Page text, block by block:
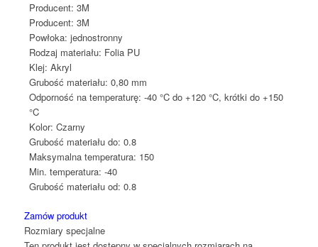
Producent: 3M
Producent: 3M
Powłoka: jednostronny
Rodzaj materiału: Folia PU
Klej: Akryl
Grubość materiału: 0,80 mm
Odporność na temperaturę: -40 °C do +120 °C, krótki do +150
°C
Kolor: Czarny
Grubość materiału do: 0.8
Maksymalna temperatura: 150
Min. temperatura: -40
Grubość materiału od: 0.8
Zamów produkt
Rozmiary specjalne